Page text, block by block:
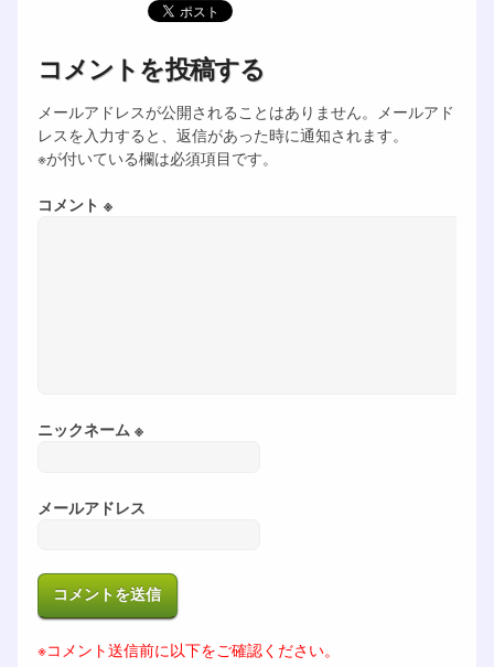
コメントを投稿する
メールアドレスが公開されることはありません。メールアド
レスを入力すると、返信があった時に通知されます。
※が付いている欄は必須項目です。
コメント ※
ニックネーム ※
メールアドレス
※コメント送信前に以下をご確認ください。